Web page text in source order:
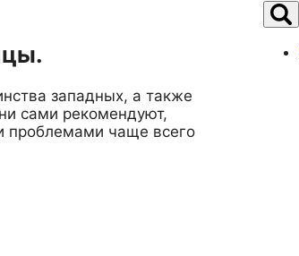
западных, а также
сами рекомендуют,
проблемами чаще всего